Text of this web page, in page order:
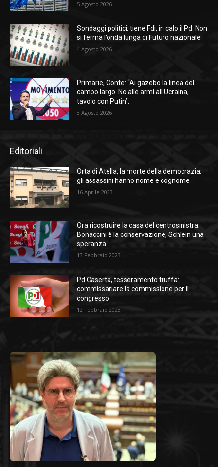
5 Agosto 2026
Sondaggi politici: tiene Fdi, in calo il Pd. Non
si ferma l’onda lunga di Futuro nazionale
4 Agosto 2026
Primarie, Conte: “Ai gazebo la linea del
campo largo. No alle armi all’Ucraina,
tavolo con Putin”.
3 Agosto 2026
Editoriali
Orta di Atella, la morte della democrazia:
gli assassini hanno nome e cognome
16 Aprile 2023
Ora ricostruire la casa del centrosinistra:
Bonaccini è la conservazione, Schlein una
speranza
13 Febbraio 2023
Pd Caserta, tesseramento truffa:
commissariare la commissione per il
congresso
12 Febbraio 2023